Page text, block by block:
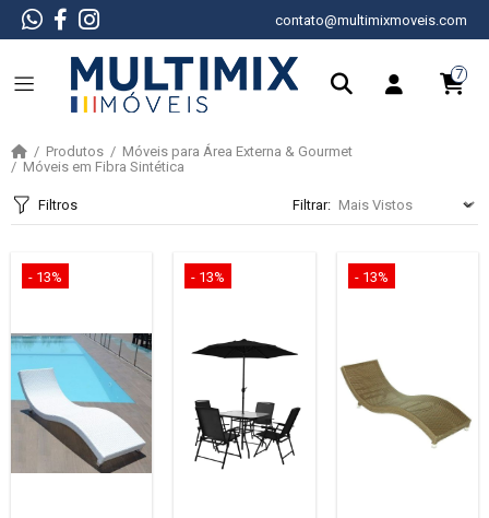
contato@multimixmoveis.com
7
Produtos
Móveis para Área Externa & Gourmet
Móveis em Fibra Sintética
Filtros Filtrar:
- 13% - 13% - 13%